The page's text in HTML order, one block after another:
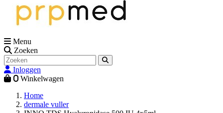
Menu
Zoeken
Inloggen
0 Winkelwagen
Home
dermale vuller